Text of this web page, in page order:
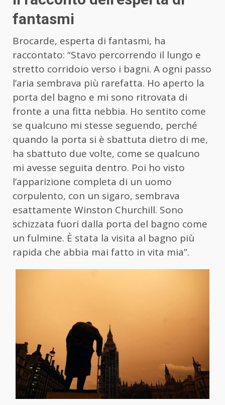
fantasmi
Brocarde, esperta di fantasmi, ha
raccontato: “Stavo percorrendo il lungo e
stretto corridoio verso i bagni. A ogni passo
l’aria sembrava più rarefatta. Ho aperto la
porta del bagno e mi sono ritrovata di
fronte a una fitta nebbia. Ho sentito come
se qualcuno mi stesse seguendo, perché
quando la porta si è sbattuta dietro di me,
ha sbattuto due volte, come se qualcuno
mi avesse seguita dentro. Poi ho visto
l’apparizione completa di un uomo
corpulento, con un sigaro, sembrava
esattamente Winston Churchill. Sono
schizzata fuori dalla porta del bagno come
un fulmine. È stata la visita al bagno più
rapida che abbia mai fatto in vita mia”.